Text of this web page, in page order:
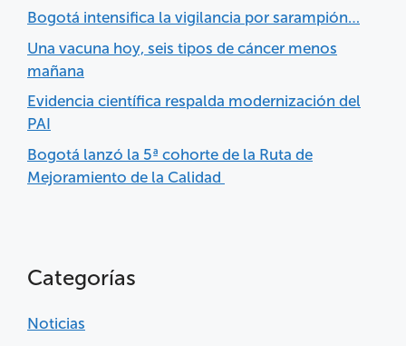
Bogotá intensifica la vigilancia por sarampión…
Una vacuna hoy, seis tipos de cáncer menos
mañana
Evidencia científica respalda modernización del
PAI
Bogotá lanzó la 5ª cohorte de la Ruta de
Mejoramiento de la Calidad
Categorías
Noticias